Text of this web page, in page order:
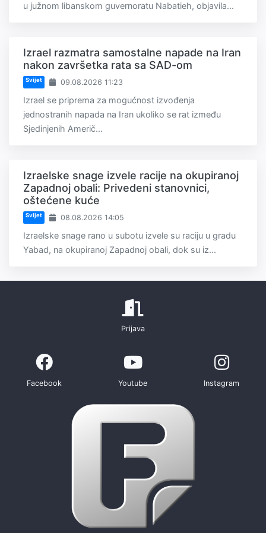
u južnom libanskom guvernoratu Nabatieh, objavila...
Izrael razmatra samostalne napade na Iran
nakon završetka rata sa SAD-om
Svijet 09.08.2026 11:23
Izrael se priprema za mogućnost izvođenja
jednostranih napada na Iran ukoliko se rat između
Sjedinjenih Američ...
Izraelske snage izvele racije na okupiranoj
Zapadnoj obali: Privedeni stanovnici,
oštećene kuće
Svijet 08.08.2026 14:05
Izraelske snage rano u subotu izvele su raciju u gradu
Yabad, na okupiranoj Zapadnoj obali, dok su iz...
Prijava
Facebook Youtube Instagram